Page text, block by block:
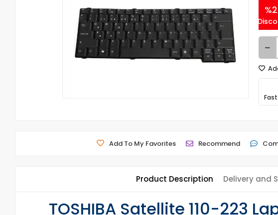
Add To My Favorites Recommend
Product Description Delivery and
TOSHIBA Satellite 110-223